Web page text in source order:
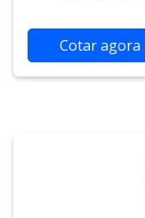
Cotar agora